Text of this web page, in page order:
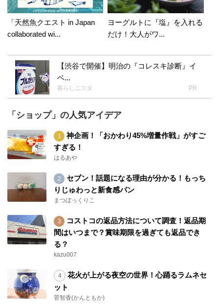
「天然魚クエスト in Japan
collaborated wi...
ヨーグルトに『塩』を入れる
だけ！大人がワ...
【渋谷で開催】明治の『コレスキ診断』イ
ベ...
暮らしニスタ PR
「ショップ」の人気アイデア
神企画！「おかわり45%増量作戦」がすご
すぎる！
はるあや
セブン！話題になる理由が分かる！もっち
りじゅわっと新食感パン
まつぼっくりこ
コストコの返品方法について調査！返品期
間はいつまで？賞味期限を過ぎても返品でき
る？
kazu007
花火が上がる夜空の世界！心踊るラムネセ
ット
菅智香(かんともか)